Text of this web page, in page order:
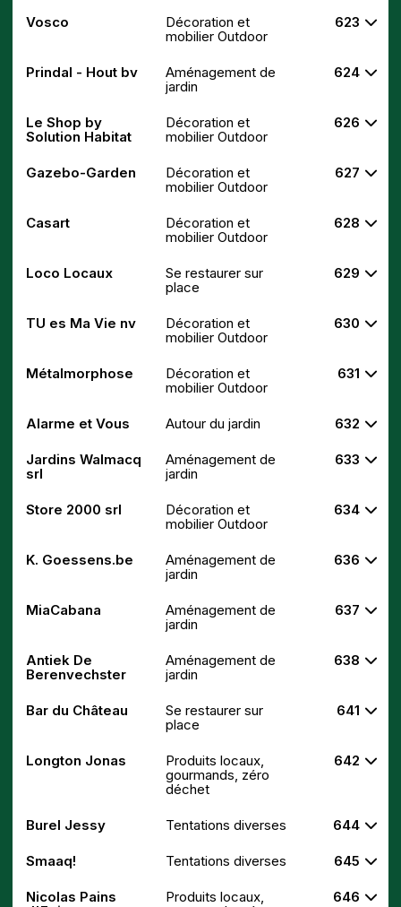
Vosco
Décoration et
mobilier Outdoor
623
Prindal - Hout bv
Aménagement de
jardin
624
Le Shop by
Solution Habitat
Décoration et
mobilier Outdoor
626
Gazebo-Garden
Décoration et
mobilier Outdoor
627
Casart
Décoration et
mobilier Outdoor
628
Loco Locaux
Se restaurer sur
place
629
TU es Ma Vie nv
Décoration et
mobilier Outdoor
630
Métalmorphose
Décoration et
mobilier Outdoor
631
Alarme et Vous Autour du jardin 632
Jardins Walmacq
srl
Aménagement de
jardin
633
Store 2000 srl
Décoration et
mobilier Outdoor
634
K. Goessens.be
Aménagement de
jardin
636
MiaCabana
Aménagement de
jardin
637
Antiek De
Berenvechster
Aménagement de
jardin
638
Bar du Château
Se restaurer sur
place
641
Longton Jonas
Produits locaux,
gourmands, zéro
déchet
642
Burel Jessy Tentations diverses 644
Smaaq! Tentations diverses 645
Nicolas Pains
Produits locaux,
646